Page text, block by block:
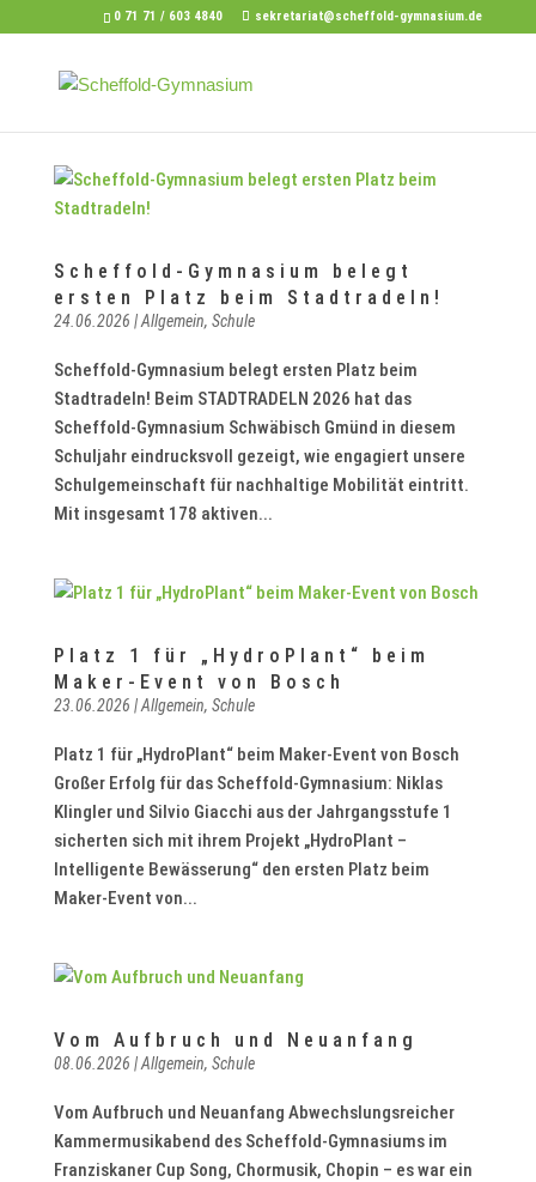
0 71 71 / 603 4840 sekretariat@scheffold-gymnasium.de
Scheffold-Gymnasium belegt
ersten Platz beim Stadtradeln!
24.06.2026 |Allgemein, Schule
Scheffold-Gymnasium belegt ersten Platz beim
Stadtradeln! Beim STADTRADELN 2026 hat das
Scheffold-Gymnasium Schwäbisch Gmünd in diesem
Schuljahr eindrucksvoll gezeigt, wie engagiert unsere
Schulgemeinschaft für nachhaltige Mobilität eintritt.
Mit insgesamt 178 aktiven...
Platz 1 für „HydroPlant“ beim
Maker-Event von Bosch
23.06.2026 |Allgemein, Schule
Platz 1 für „HydroPlant“ beim Maker-Event von Bosch
Großer Erfolg für das Scheffold-Gymnasium: Niklas
Klingler und Silvio Giacchi aus der Jahrgangsstufe 1
sicherten sich mit ihrem Projekt „HydroPlant –
Intelligente Bewässerung“ den ersten Platz beim
Maker-Event von...
Vom Aufbruch und Neuanfang
08.06.2026 |Allgemein, Schule
Vom Aufbruch und Neuanfang Abwechslungsreicher
Kammermusikabend des Scheffold-Gymnasiums im
Franziskaner Cup Song, Chormusik, Chopin – es war ein